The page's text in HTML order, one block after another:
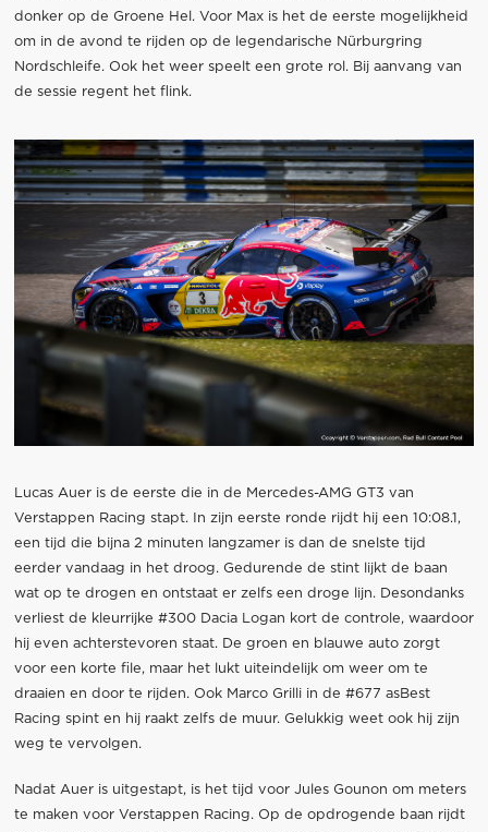
donker op de Groene Hel. Voor Max is het de eerste mogelijkheid
om in de avond te rijden op de legendarische Nürburgring
Nordschleife. Ook het weer speelt een grote rol. Bij aanvang van
de sessie regent het flink.
Lucas Auer is de eerste die in de Mercedes-AMG GT3 van
Verstappen Racing stapt. In zijn eerste ronde rijdt hij een 10:08.1,
een tijd die bijna 2 minuten langzamer is dan de snelste tijd
eerder vandaag in het droog. Gedurende de stint lijkt de baan
wat op te drogen en ontstaat er zelfs een droge lijn. Desondanks
verliest de kleurrijke #300 Dacia Logan kort de controle, waardoor
hij even achterstevoren staat. De groen en blauwe auto zorgt
voor een korte file, maar het lukt uiteindelijk om weer om te
draaien en door te rijden. Ook Marco Grilli in de #677 asBest
Racing spint en hij raakt zelfs de muur. Gelukkig weet ook hij zijn
weg te vervolgen.
Nadat Auer is uitgestapt, is het tijd voor Jules Gounon om meters
te maken voor Verstappen Racing. Op de opdrogende baan rijdt